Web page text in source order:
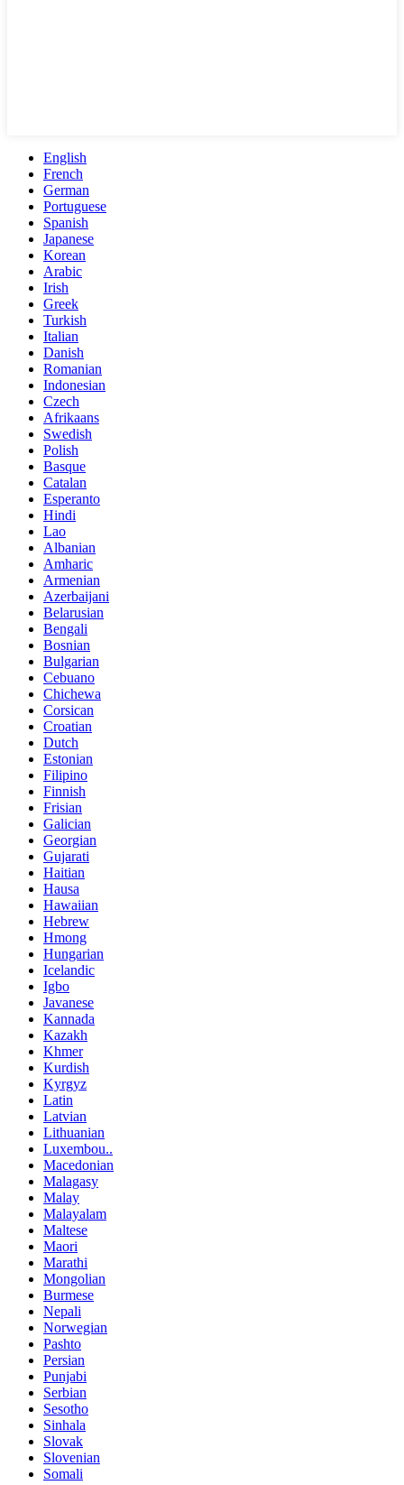
English
French
German
Portuguese
Spanish
Japanese
Korean
Arabic
Irish
Greek
Turkish
Italian
Danish
Romanian
Indonesian
Czech
Afrikaans
Swedish
Polish
Basque
Catalan
Esperanto
Hindi
Lao
Albanian
Amharic
Armenian
Azerbaijani
Belarusian
Bengali
Bosnian
Bulgarian
Cebuano
Chichewa
Corsican
Croatian
Dutch
Estonian
Filipino
Finnish
Frisian
Galician
Georgian
Gujarati
Haitian
Hausa
Hawaiian
Hebrew
Hmong
Hungarian
Icelandic
Igbo
Javanese
Kannada
Kazakh
Khmer
Kurdish
Kyrgyz
Latin
Latvian
Lithuanian
Luxembou..
Macedonian
Malagasy
Malay
Malayalam
Maltese
Maori
Marathi
Mongolian
Burmese
Nepali
Norwegian
Pashto
Persian
Punjabi
Serbian
Sesotho
Sinhala
Slovak
Slovenian
Somali